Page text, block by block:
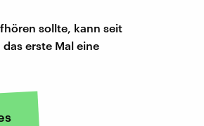
sollte, kann seit
erste Mal eine